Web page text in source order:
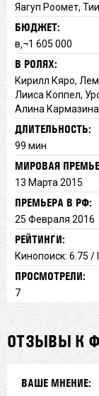
Яагуп Роомет,
БЮДЖЕТ:
в‚¬1 605 000
В РОЛЯХ:
Кирилл Кяро,
Лииса Коппел,
Алина
ДЛИТЕЛЬНОСТЬ:
99 мин
МИРОВАЯ
13 Марта 2015
ПРЕМЬЕРА В РФ:
25 Февраля 2016
РЕЙТИНГИ:
Кинопоиск: 6.75 /
ПРОСМОТРЕЛИ:
7
ОТЗЫВЫ К
ВАШЕ МНЕНИЕ: